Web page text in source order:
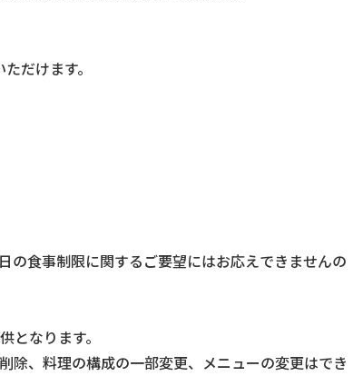
だけます。
食事制限に関するご要望にはお応えできませんの
なります。
、料理の構成の一部変更、メニューの変更はでき